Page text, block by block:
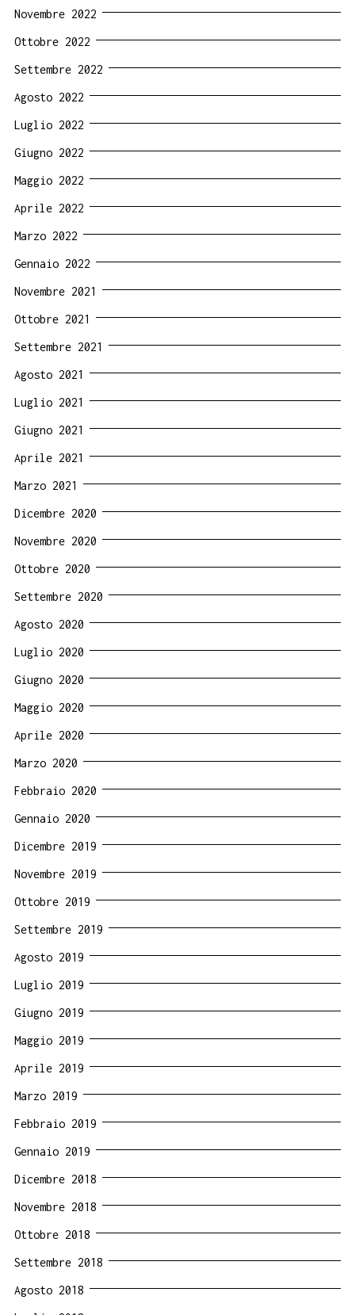
Novembre 2022
Ottobre 2022
Settembre 2022
Agosto 2022
Luglio 2022
Giugno 2022
Maggio 2022
Aprile 2022
Marzo 2022
Gennaio 2022
Novembre 2021
Ottobre 2021
Settembre 2021
Agosto 2021
Luglio 2021
Giugno 2021
Aprile 2021
Marzo 2021
Dicembre 2020
Novembre 2020
Ottobre 2020
Settembre 2020
Agosto 2020
Luglio 2020
Giugno 2020
Maggio 2020
Aprile 2020
Marzo 2020
Febbraio 2020
Gennaio 2020
Dicembre 2019
Novembre 2019
Ottobre 2019
Settembre 2019
Agosto 2019
Luglio 2019
Giugno 2019
Maggio 2019
Aprile 2019
Marzo 2019
Febbraio 2019
Gennaio 2019
Dicembre 2018
Novembre 2018
Ottobre 2018
Settembre 2018
Agosto 2018